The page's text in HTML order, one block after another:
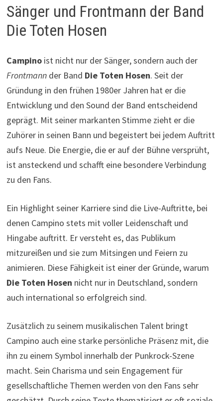
Sänger und Frontmann der Band
Die Toten Hosen
Campinoist nicht nur der Sänger, sondern auch der
Frontmannder Band Die Toten Hosen. Seit der
Gründung in den frühen 1980er Jahren hat er die
Entwicklung und den Sound der Band entscheidend
geprägt. Mit seiner markanten Stimme zieht er die
Zuhörer in seinen Bann und begeistert bei jedem Auftritt
aufs Neue. Die Energie, die er auf der Bühne versprüht,
ist ansteckend und schafft eine besondere Verbindung
zu den Fans.
Ein Highlight seiner Karriere sind die Live-Auftritte, bei
denen Campino stets mit voller Leidenschaft und
Hingabe auftritt. Er versteht es, das Publikum
mitzureißen und sie zum Mitsingen und Feiern zu
animieren. Diese Fähigkeit ist einer der Gründe, warum
Die Toten Hosen nicht nur in Deutschland, sondern
auch international so erfolgreich sind.
Zusätzlich zu seinem musikalischen Talent bringt
Campino auch eine starke persönliche Präsenz mit, die
ihn zu einem Symbol innerhalb der Punkrock-Szene
macht. Sein Charisma und sein Engagement für
gesellschaftliche Themen werden von den Fans sehr